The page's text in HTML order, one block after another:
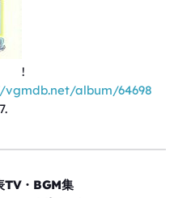
!
vgmdb.net/album/64698
TV・BGM集